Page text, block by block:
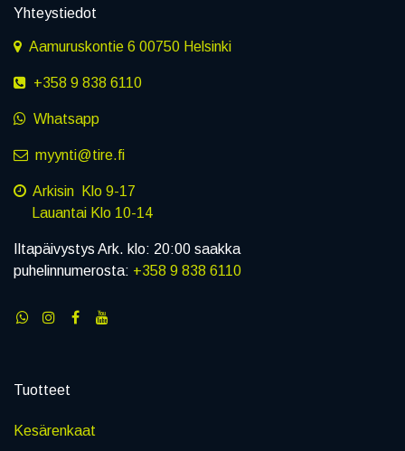
Yhteystiedot
Aamuruskontie 6 00750 Helsinki
+358 9 838 6110
Whatsapp
myynti@tire.fi
Arkisin Klo 9-17
Lauantai Klo 10-14
Iltapäivystys Ark. klo: 20:00 saakka
puhelinnumerosta: +358 9 838 6110
Tuotteet
Kesärenkaat